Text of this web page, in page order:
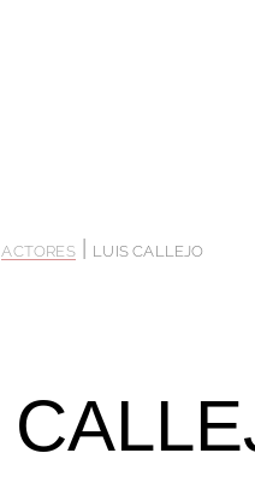
ACTORES| LUIS CALLEJO